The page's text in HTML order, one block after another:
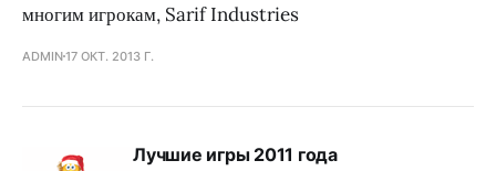
многим игрокам, Sarif Industries
ADMIN17 ОКТ. 2013 Г.
Лучшие игры 2011 года